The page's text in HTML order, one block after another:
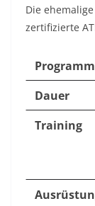
Die
zertifizierte
Programm
Dauer
Training